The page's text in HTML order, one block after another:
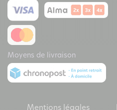
Moyens de livraison
Mentions légales